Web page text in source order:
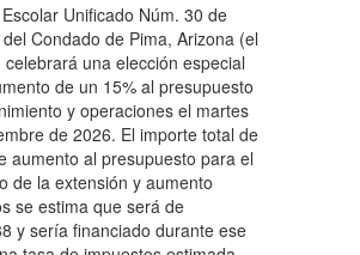
Unificado Núm. 30 de
Condado de Pima, Arizona (el
celebrará una elección especial
de un 15% al presupuesto
y operaciones el martes
de 2026. El importe total de
aumento al presupuesto para el
de la extensión y aumento
se estima que será de
y sería financiado durante ese